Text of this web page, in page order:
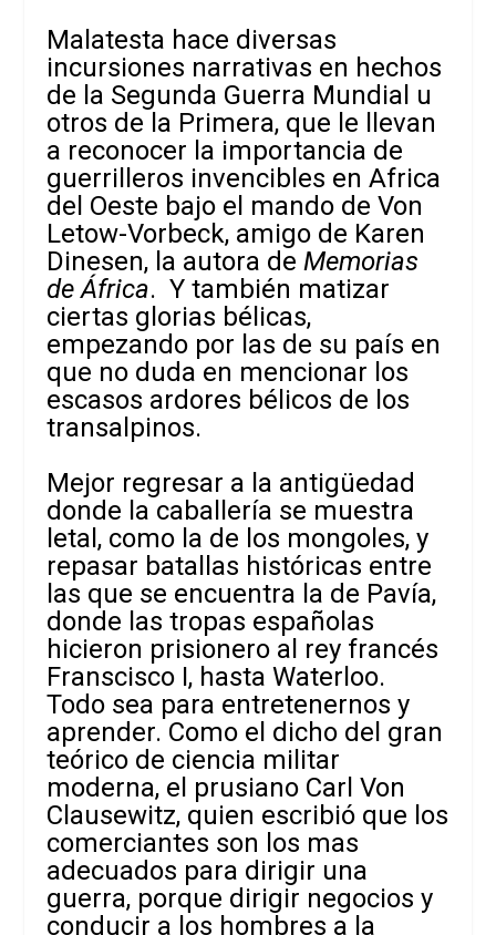
Malatesta hace diversas
incursiones narrativas en hechos
de la Segunda Guerra Mundial u
otros de la Primera, que le llevan
a reconocer la importancia de
guerrilleros invencibles en Africa
del Oeste bajo el mando de Von
Letow-Vorbeck, amigo de Karen
Dinesen, la autora de Memorias
de África. Y también matizar
ciertas glorias bélicas,
empezando por las de su país en
que no duda en mencionar los
escasos ardores bélicos de los
transalpinos.
Mejor regresar a la antigüedad
donde la caballería se muestra
letal, como la de los mongoles, y
repasar batallas históricas entre
las que se encuentra la de Pavía,
donde las tropas españolas
hicieron prisionero al rey francés
Franscisco I, hasta Waterloo.
Todo sea para entretenernos y
aprender. Como el dicho del gran
teórico de ciencia militar
moderna, el prusiano Carl Von
Clausewitz, quien escribió que los
comerciantes son los mas
adecuados para dirigir una
guerra, porque dirigir negocios y
conducir a los hombres a la